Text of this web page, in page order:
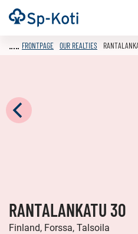
Go
to
Frontpage
FRONTPAGE OUR REALTIES
RANTALANKATU 30
Finland, Forssa, Talsoila